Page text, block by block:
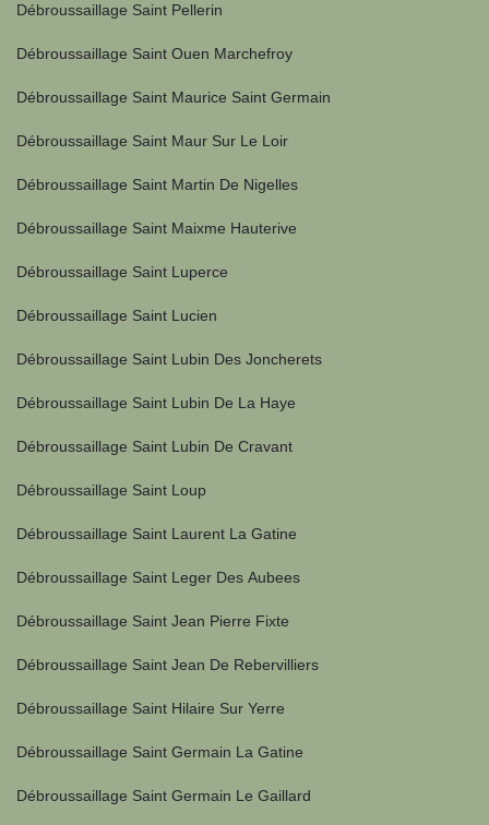
Débroussaillage Saint Pellerin
Débroussaillage Saint Ouen Marchefroy
Débroussaillage Saint Maurice Saint Germain
Débroussaillage Saint Maur Sur Le Loir
Débroussaillage Saint Martin De Nigelles
Débroussaillage Saint Maixme Hauterive
Débroussaillage Saint Luperce
Débroussaillage Saint Lucien
Débroussaillage Saint Lubin Des Joncherets
Débroussaillage Saint Lubin De La Haye
Débroussaillage Saint Lubin De Cravant
Débroussaillage Saint Loup
Débroussaillage Saint Laurent La Gatine
Débroussaillage Saint Leger Des Aubees
Débroussaillage Saint Jean Pierre Fixte
Débroussaillage Saint Jean De Rebervilliers
Débroussaillage Saint Hilaire Sur Yerre
Débroussaillage Saint Germain La Gatine
Débroussaillage Saint Germain Le Gaillard